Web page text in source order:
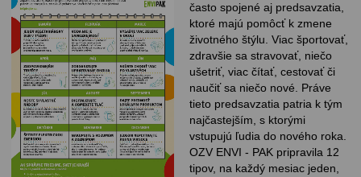
často spojené aj predsavzatia,
ktoré majú pomôcť k zmene
životného štýlu. Viac športovať,
zdravšie sa stravovať, niečo
ušetriť, viac čítať, cestovať či
naučiť sa niečo nové. Práve
tieto predsavzatia patria k tým
najčastejším, s ktorými
vstupujú ľudia do nového roka.
OZV ENVI - PAK pripravila 12
tipov, na každý mesiac jeden,